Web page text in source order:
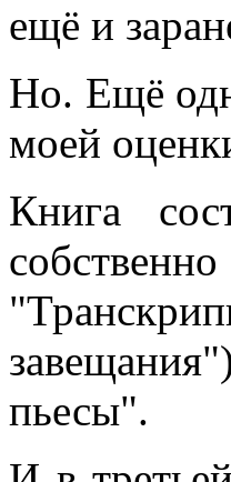
ещё и
Но. Ещё
моей
Книга
пьесы".